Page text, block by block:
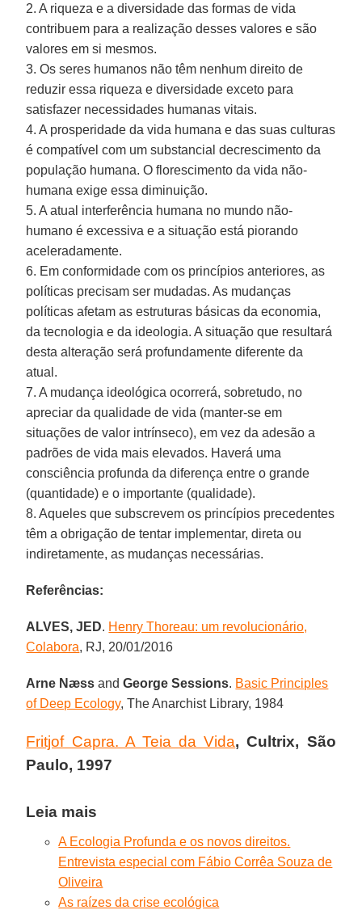
2. A riqueza e a diversidade das formas de vida
contribuem para a realização desses valores e são
valores em si mesmos.
3. Os seres humanos não têm nenhum direito de
reduzir essa riqueza e diversidade exceto para
satisfazer necessidades humanas vitais.
4. A prosperidade da vida humana e das suas culturas
é compatível com um substancial decrescimento da
população humana. O florescimento da vida não-
humana exige essa diminuição.
5. A atual interferência humana no mundo não-
humano é excessiva e a situação está piorando
aceleradamente.
6. Em conformidade com os princípios anteriores, as
políticas precisam ser mudadas. As mudanças
políticas afetam as estruturas básicas da economia,
da tecnologia e da ideologia. A situação que resultará
desta alteração será profundamente diferente da
atual.
7. A mudança ideológica ocorrerá, sobretudo, no
apreciar da qualidade de vida (manter-se em
situações de valor intrínseco), em vez da adesão a
padrões de vida mais elevados. Haverá uma
consciência profunda da diferença entre o grande
(quantidade) e o importante (qualidade).
8. Aqueles que subscrevem os princípios precedentes
têm a obrigação de tentar implementar, direta ou
indiretamente, as mudanças necessárias.
Referências:
ALVES, JED. Henry Thoreau: um revolucionário,
Colabora, RJ, 20/01/2016
Arne Næss andGeorge Sessions. Basic Principles
of Deep Ecology, The Anarchist Library, 1984
Fritjof Capra. A Teia da Vida, Cultrix, São
Paulo, 1997
Leia mais
A Ecologia Profunda e os novos direitos.
Entrevista especial com Fábio Corrêa Souza de
Oliveira
As raízes da crise ecológica